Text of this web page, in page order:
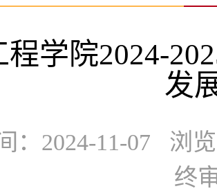
程学院2024-
发
：2024-11-07 浏
终